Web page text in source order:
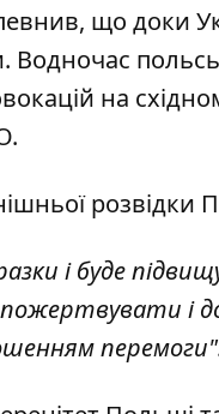
що доки
Водночас
на
і буде
і